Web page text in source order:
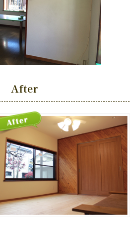
After